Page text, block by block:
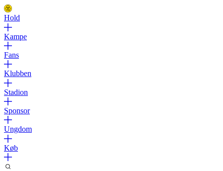
Hold
Kampe
Fans
Klubben
Stadion
Sponsor
Ungdom
Køb